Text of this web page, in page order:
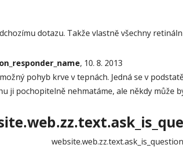
dotazu. Takže vlastnĕ všechny
, 10. 8. 2013
pohyb krve v tepnách. Jedná se v
ji pochopitelně nehmatáme, ale někdy může